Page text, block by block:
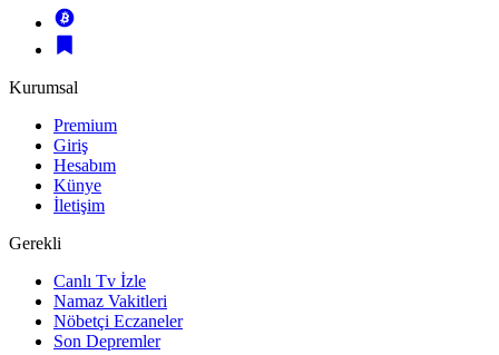
Kurumsal
Premium
Giriş
Hesabım
Künye
İletişim
Gerekli
Canlı Tv İzle
Namaz Vakitleri
Nöbetçi Eczaneler
Son Depremler